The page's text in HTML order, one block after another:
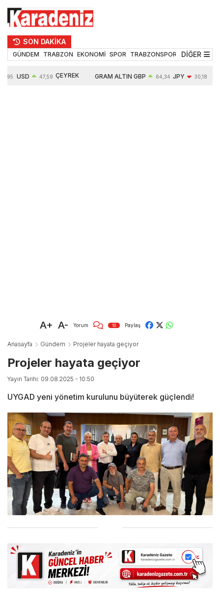
SON DAKİKA
GÜNDEM TRABZON EKONOMİ SPOR TRABZONSPOR TEKNOLOJİ
DİĞER
USD 47,59 ÇEYREK GRAM ALTIN GBP 64,34 JPY 30,18
A+ A- Yorum 10 Paylaş
Anasayfa Gündem Projeler hayata geçiyor
Projeler hayata geçiyor
Yayın Tarihi: 09.08.2025 - 10:50
UYGAD yeni yönetim kurulunu büyüterek güçlendi!